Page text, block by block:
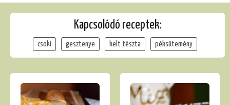
Kapcsolódó receptek:
csoki gesztenye kelt tészta péksütemény